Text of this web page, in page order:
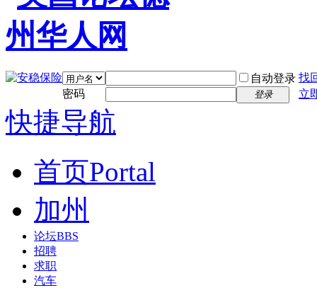
自动登录 找
密码
登录 立
快捷导航
首页Portal
加州
论坛BBS
招聘
求职
汽车